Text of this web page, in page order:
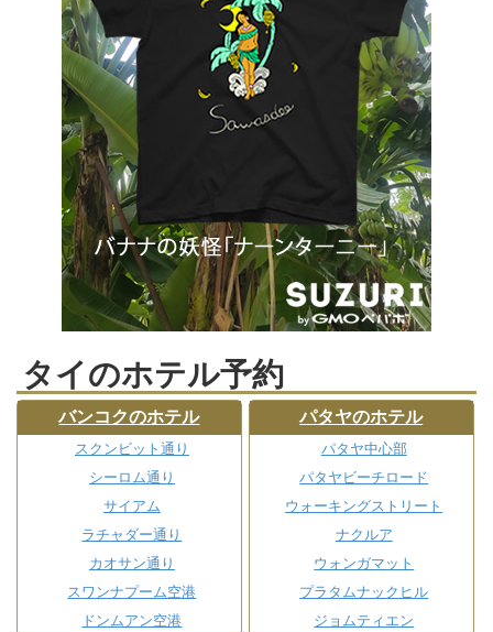
タイのホテル予約
バンコクのホテル
スクンビット通り
シーロム通り
サイアム
ラチャダー通り
カオサン通り
スワンナプーム空港
ドンムアン空港
パタヤのホテル
パタヤ中心部
パタヤビーチロード
ウォーキングストリート
ナクルア
ウォンガマット
プラタムナックヒル
ジョムティエン